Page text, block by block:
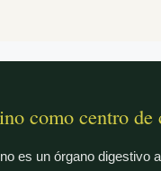
como centro de
es un órgano digestivo